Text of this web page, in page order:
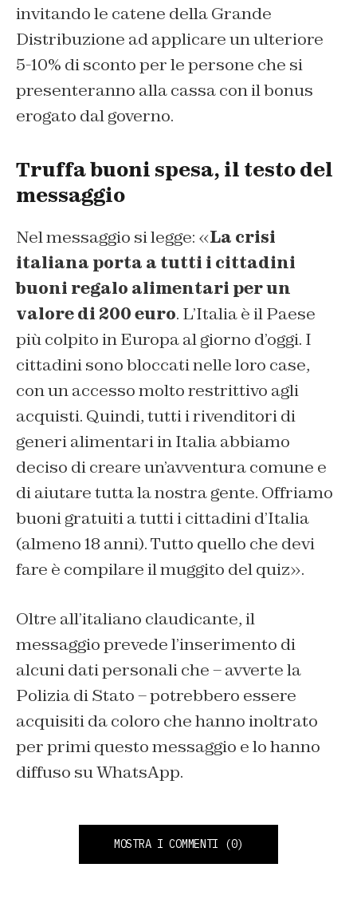
invitando le catene della Grande
Distribuzione ad applicare un ulteriore
5-10% di sconto per le persone che si
presenteranno alla cassa con il bonus
erogato dal governo.
Truffa buoni spesa, il testo del
messaggio
Nel messaggio si legge: «La crisi
italiana porta a tutti i cittadini
buoni regalo alimentari per un
valore di 200 euro. L’Italia è il Paese
più colpito in Europa al giorno d’oggi. I
cittadini sono bloccati nelle loro case,
con un accesso molto restrittivo agli
acquisti. Quindi, tutti i rivenditori di
generi alimentari in Italia abbiamo
deciso di creare un’avventura comune e
di aiutare tutta la nostra gente. Offriamo
buoni gratuiti a tutti i cittadini d’Italia
(almeno 18 anni). Tutto quello che devi
fare è compilare il muggito del quiz».
Oltre all’italiano claudicante, il
messaggio prevede l’inserimento di
alcuni dati personali che – avverte la
Polizia di Stato – potrebbero essere
acquisiti da coloro che hanno inoltrato
per primi questo messaggio e lo hanno
diffuso su WhatsApp.
MOSTRA I COMMENTI (0)